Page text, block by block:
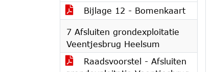
Bijlage 12 - Bomenkaart
7 Afsluiten grondexploitatie
Veentjesbrug Heelsum
Raadsvoorstel - Afsluiten